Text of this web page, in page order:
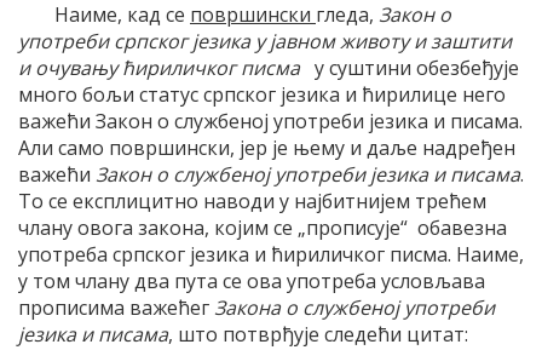
Наиме, кад се површински гледа, Закон о
употреби српског језика у јавном животу и заштити
и очувању ћириличког писма у суштини обезбеђује
много бољи статус српског језика и ћирилице него
важећи Закон о службеној употреби језика и писама.
Али само површински, јер је њему и даље надређен
важећи Закон о службеној употреби језика и писама.
То се експлицитно наводи у најбитнијем трећем
члану овога закона, којим се „прописује“ обавезна
употреба српског језика и ћириличког писма. Наиме,
у том члану два пута се ова употреба условљава
прописима важећег Закона о службеној употреби
језика и писама, што потврђује следећи цитат: